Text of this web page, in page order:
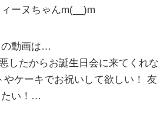
ーヌちゃんm(__)m
の動画は…
したからお誕生日会に来てくれな
やケーキでお祝いして欲しい！ 友
たい！…